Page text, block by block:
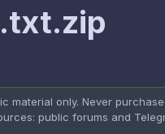
material only. Never
public forums and